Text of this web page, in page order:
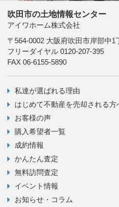
吹田市の土地情報センター
アイワホーム株式会社
〒564-0002 大阪府吹田市岸部中1
フリーダイヤル 0120-207-395
FAX 06-6155-5890
私達が選ばれる理由
はじめて不動産を売却される方
お客様の声
購入希望者一覧
成約情報
かんたん査定
無料訪問査定
イベント情報
お知らせ・コラム